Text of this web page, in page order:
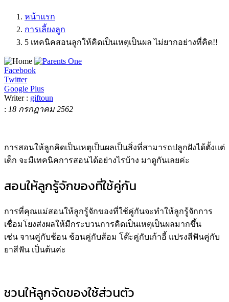
หน้าแรก
การเลี้ยงลูก
5 เทคนิคสอนลูกให้คิดเป็นเหตุเป็นผล ไม่ยากอย่างที่คิด!!
Facebook
Twitter
Google Plus
Writer : giftoun
: 18 กรกฏาคม 2562
การสอนให้ลูกคิดเป็นเหตุเป็นผลเป็นสิ่งที่สามารถปลูกฝังได้ตั้งแต่
เด็ก จะมีเทคนิคการสอนได้อย่างไรบ้าง มาดูกันเลยค่ะ
สอนให้ลูกรู้จักของที่ใช้คู่กัน
การที่คุณแม่สอนให้ลูกรู้จักของที่ใช้คู่กันจะทำให้ลูกรู้จักการ
เชื่อมโยงส่งผลให้มีกระบวนการคิดเป็นเหตุเป็นผลมากขึ้น
เช่น จานคู่กับช้อน ช้อนคู่กับส้อม โต๊ะคู่กับเก้าอี้ แปรงสีฟันคู่กับ
ยาสีฟัน เป็นต้นค่ะ
ชวนให้ลูกจัดของใช้ส่วนตัว